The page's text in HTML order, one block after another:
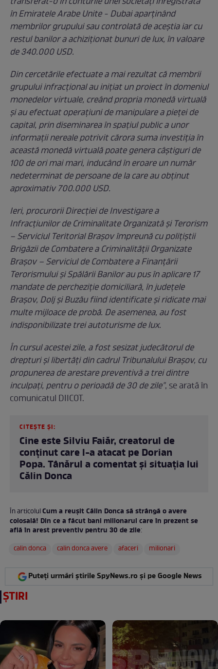
în Emiratele Arabe Unite - Dubai aparținând
membrilor grupului sau controlată de aceștia iar cu
restul banilor a achiziționat bunuri de lux, în valoare
de 340.000 USD.
Din cercetările efectuate a mai rezultat că membrii
grupului infracțional au inițiat un proiect în domeniul
monedelor virtuale, creând propria monedă virtuală
și au efectuat operațiuni de manipulare a pieței de
capital, prin diseminarea în spațiul public a unor
informații nereale potrivit cărora suma investiția în
această monedă virtuală poate genera câștiguri de
100 de ori mai mari, inducând în eroare un număr
nedeterminat de persoane de la care au obținut
aproximativ 700.000 USD.
Ieri, procurorii Direcției de Investigare a
Infracțiunilor de Criminalitate Organizată și Terorism
– Serviciul Teritorial Brașov împreună cu polițiștii
Brigăzii de Combatere a Criminalității Organizate
Brașov – Serviciul de Combatere a Finanțării
Terorismului și Spălării Banilor au pus în aplicare 17
mandate de percheziție domiciliară, în județele
Brașov, Dolj și Buzău fiind identificate și ridicate mai
multe mijloace de probă. De asemenea, au fost
indisponibilizate trei autoturisme de lux.
În cursul acestei zile, a fost sesizat judecătorul de
drepturi și libertăți din cadrul Tribunalului Brașov, cu
propunerea de arestare preventivă a trei dintre
inculpați, pentru o perioadă de 30 de zile", se arată în
comunicatul DIICOT.
CITEȘTE ȘI:
Cine este Silviu Faiăr, creatorul de
conținut care l-a atacat pe Dorian
Popa. Tânărul a comentat și situația lui
Călin Donca
În articolulCum a reușit Călin Donca să strângă o avere
colosală! Din ce a făcut bani milionarul care în prezent se
află în arest preventiv pentru 30 de zile:
calin donca
calin donca avere afaceri milionari
Puteți urmări știrile SpyNews.ro și pe Google News
ȘTIRI